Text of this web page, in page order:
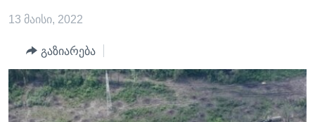
ᲛᲡᲝᲤᲚᲘᲝ
ᲕᲘᲓᲔᲝᲔᲑᲘ
ᲒᲐᲓᲐᲪᲔᲛᲔᲑᲘ
ᲕᲐᲨᲘᲜᲒᲢᲝᲜᲘ ᲓᲦᲔᲡ
ᲮᲔᲓᲕᲐ ᲕᲐᲨᲘᲜᲒᲢᲝᲜᲘᲓᲐᲜ
ᲡᲮᲕᲐ ᲡᲘᲐᲮᲚᲔᲔᲑᲘ
ᲞᲝᲚᲘᲢᲘᲙᲐ
ᲠᲣᲡᲔᲗᲘᲡ ᲨᲔᲭᲠᲐ ᲣᲙᲠᲐᲘᲜᲐᲨᲘ
13 მაისი, 2022
გაზიარება